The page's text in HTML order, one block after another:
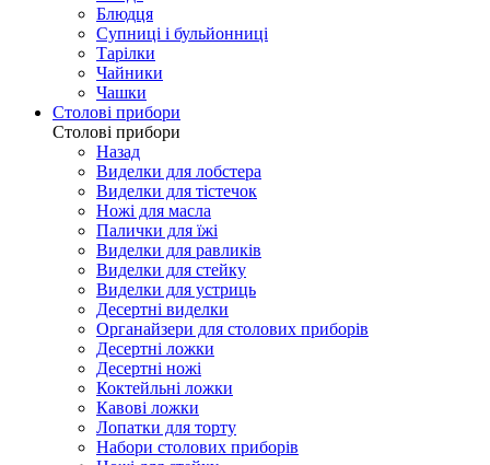
Блюдця
Супниці і бульйонниці
Тарілки
Чайники
Чашки
Столові прибори
Столові прибори
Назад
Виделки для лобстера
Виделки для тістечок
Ножі для масла
Палички для їжі
Виделки для равликів
Виделки для стейку
Виделки для устриць
Десертні виделки
Органайзери для столових приборів
Десертні ложки
Десертні ножі
Коктейльні ложки
Кавові ложки
Лопатки для торту
Набори столових приборів